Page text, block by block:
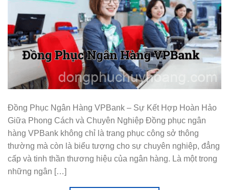
Đồng Phục Ngân Hàng VPBank – Sự Kết Hợp Hoàn Hảo
Giữa Phong Cách và Chuyên Nghiệp Đồng phục ngân
hàng VPBank không chỉ là trang phục công sở thông
thường mà còn là biểu tượng cho sự chuyên nghiệp, đẳng
cấp và tinh thần thương hiệu của ngân hàng. Là một trong
những ngân […]